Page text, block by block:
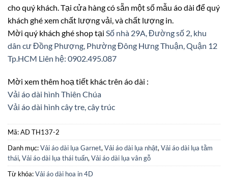
cho quý khách. Tại cửa hàng có sẵn một số mẫu áo dài để quý
khách ghé xem chất lượng vải, và chất lượng in.
Mời quý khách ghé shop tại Số nhà 29A, Đường số 2, khu
dân cư Đồng Phượng, Phường Đông Hưng Thuận, Quận 12
Tp.HCM Liên hệ: 0902.495.087
Mời xem thêm hoạ tiết khác trên áo dài :
Vải áo dài hình Thiên Chúa
Vải áo dài hình cây tre, cây trúc
Mã:AD TH137-2
Danh mục:Vải áo dài lụa Garnet,Vải áo dài lụa nhật,Vải áo dài lụa tằm
thái,Vải áo dài lụa thái tuấn,Vải áo dài lụa vân gỗ
Từ khóa:Vải áo dài hoa in 4D